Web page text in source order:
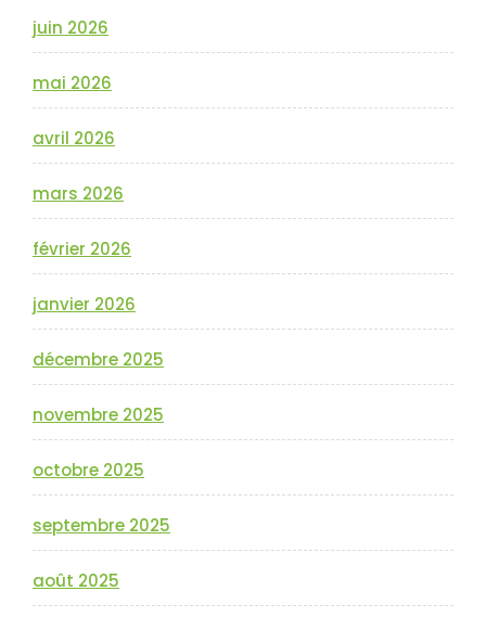
juin 2026
mai 2026
avril 2026
mars 2026
février 2026
janvier 2026
décembre 2025
novembre 2025
octobre 2025
septembre 2025
août 2025